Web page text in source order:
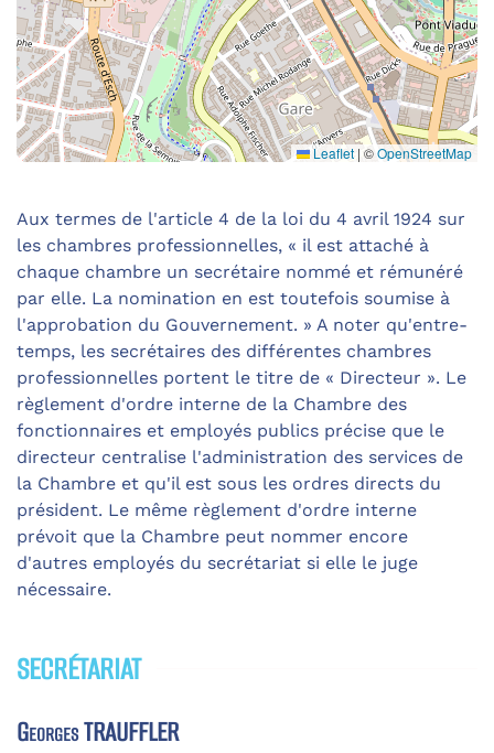
Leaflet | ©OpenStreetMap
Aux termes de l'article 4 de la loi du 4 avril 1924 sur
les chambres professionnelles, « il est attaché à
chaque chambre un secrétaire nommé et rémunéré
par elle. La nomination en est toutefois soumise à
l'approbation du Gouvernement. » A noter qu'entre-
temps, les secrétaires des différentes chambres
professionnelles portent le titre de « Directeur ». Le
règlement d'ordre interne de la Chambre des
fonctionnaires et employés publics précise que le
directeur centralise l'administration des services de
la Chambre et qu'il est sous les ordres directs du
président. Le même règlement d'ordre interne
prévoit que la Chambre peut nommer encore
d'autres employés du secrétariat si elle le juge
nécessaire.
SECRÉTARIAT
Georges TRAUFFLER